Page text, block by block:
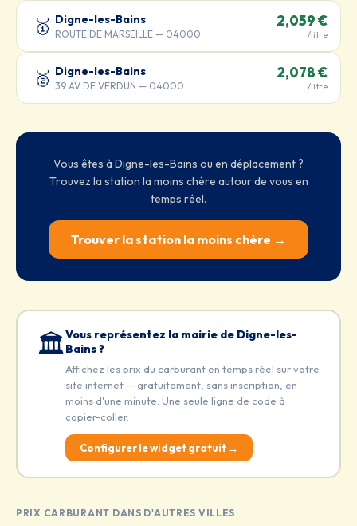
🥇 Digne-les-Bains
ROUTE DE MARSEILLE — 04000
2,059 €
/litre
🥈 Digne-les-Bains
39 AV DE VERDUN — 04000
2,078 €
/litre
Vous êtes à Digne-les-Bains ou en déplacement ?
Trouvez la station la moins chère autour de vous en
temps réel.
Trouver la station la moins chère →
🏛️Vous représentez la mairie de Digne-les-
Bains ?
Affichez les prix du carburant en temps réel sur votre
site internet — gratuitement, sans inscription, en
moins d'une minute. Une seule ligne de code à
copier-coller.
Configurer le widget gratuit →
PRIX CARBURANT DANS D'AUTRES VILLES